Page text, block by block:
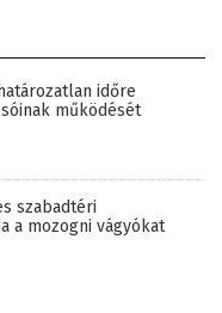
időre
működését
szabadtéri
a mozogni vágyókat